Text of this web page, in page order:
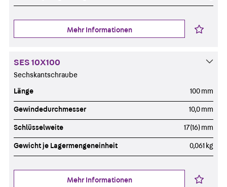
Mehr Informationen
SES 10X100
Sechskantschraube
Länge 100 mm
Gewindedurchmesser 10,0 mm
Schlüsselweite 17(16) mm
Gewicht je Lagermengeneinheit 0,061 kg
Mehr Informationen